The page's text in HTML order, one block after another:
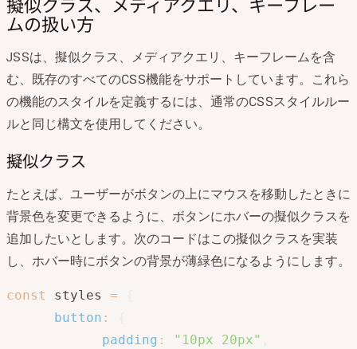
ムの扱い方
JSSは、擬似クラス、メディアクエリ、キーフレームを含
む、既存のすべてのCSS機能をサポートしています。これら
の機能のスタイルを定義するには、通常のCSSスタイルルー
ルと同じ構文を使用してください。
擬似クラス
たとえば、ユーザーがボタンの上にマウスを移動したときに
背景色を変更できるように、ボタンにホバーの擬似クラスを
追加したいとします。次のコードはこの擬似クラスを実装
し、ホバー時にボタンの背景が薄緑色になるようにします。
const styles =
button :
padding : "10px 20px"